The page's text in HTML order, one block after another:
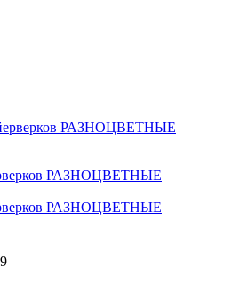
РАЗНОЦВЕТНЫЕ
РАЗНОЦВЕТНЫЕ